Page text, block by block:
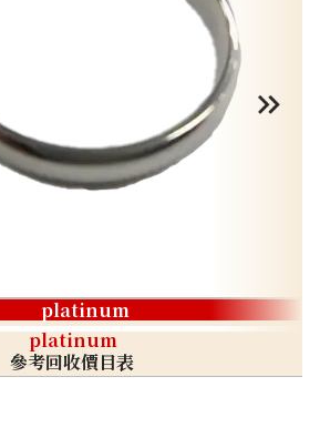
platinum
platinum
參考回收價目表